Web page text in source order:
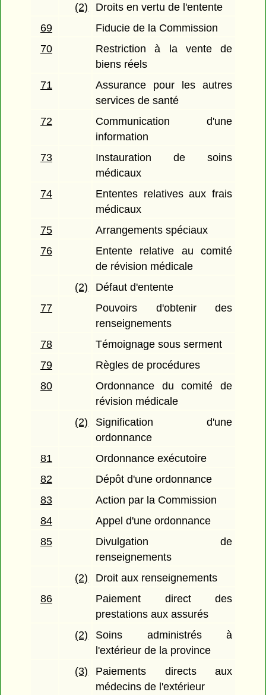
(2)
Droits en vertu de l'entente
69
Fiducie de la Commission
70
Restriction à la vente de
biens réels
71
Assurance pour les autres
services de santé
72
Communication d'une
information
73
Instauration de soins
médicaux
74
Ententes relatives aux frais
médicaux
75
Arrangements spéciaux
76
Entente relative au comité
de révision médicale
(2)
Défaut d'entente
77
Pouvoirs d'obtenir des
renseignements
78
Témoignage sous serment
79
Règles de procédures
80
Ordonnance du comité de
révision médicale
(2)
Signification d'une
ordonnance
81
Ordonnance exécutoire
82
Dépôt d'une ordonnance
83
Action par la Commission
84
Appel d'une ordonnance
85
Divulgation de
renseignements
(2)
Droit aux renseignements
86
Paiement direct des
prestations aux assurés
(2)
Soins administrés à
l'extérieur de la province
(3)
Paiements directs aux
médecins de l'extérieur